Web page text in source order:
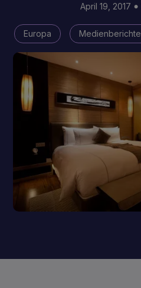
April 19, 2017
Europa Medienberichte